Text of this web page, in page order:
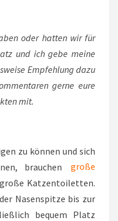
oder hatten wir für
und ich gebe meine
Empfehlung dazu
gerne eure
mit.
zu können und sich
brauchen
große
Katzentoiletten.
Nasenspitze bis zur
bequem Platz